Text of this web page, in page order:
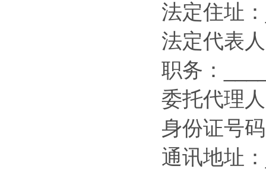
法定住址
法定代表
职务：
委托代理
身份证号
通讯地址